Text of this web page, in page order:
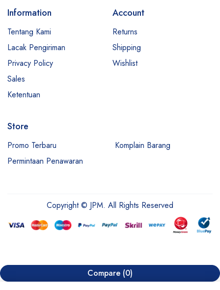
Information
Tentang Kami
Lacak Pengiriman
Privacy Policy
Sales
Ketentuan
Account
Returns
Shipping
Wishlist
Store
Promo Terbaru
Komplain Barang
Permintaan Penawaran
Copyright © JPM. All Rights Reserved
Compare (0)